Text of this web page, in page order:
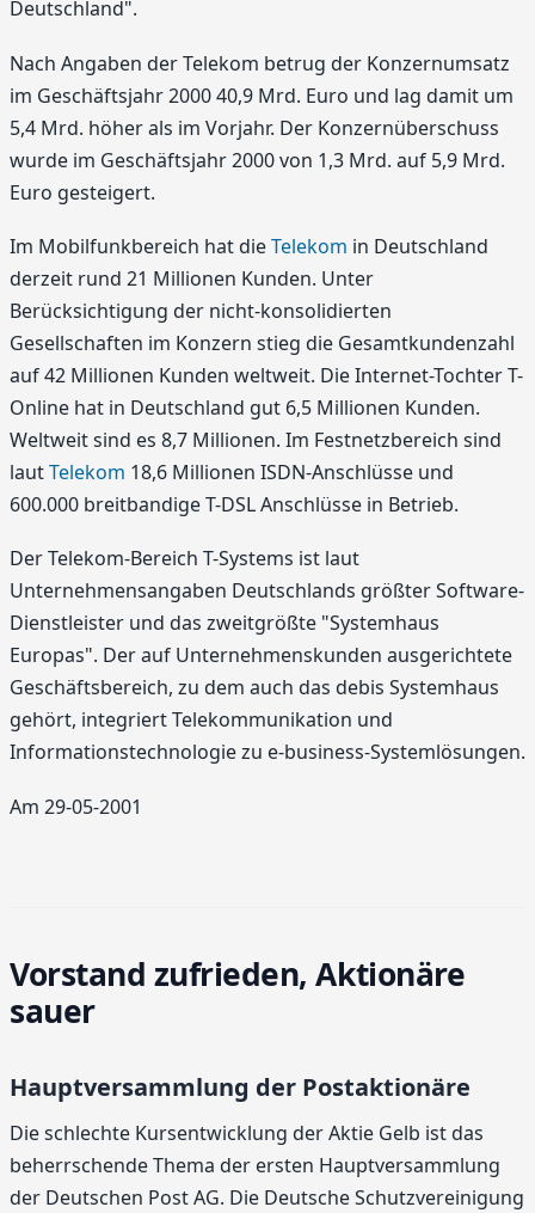
Deutschland".
Nach Angaben der Telekom betrug der Konzernumsatz
im Geschäftsjahr 2000 40,9 Mrd. Euro und lag damit um
5,4 Mrd. höher als im Vorjahr. Der Konzernüberschuss
wurde im Geschäftsjahr 2000 von 1,3 Mrd. auf 5,9 Mrd.
Euro gesteigert.
Im Mobilfunkbereich hat dieTelekom in Deutschland
derzeit rund 21 Millionen Kunden. Unter
Berücksichtigung der nicht-konsolidierten
Gesellschaften im Konzern stieg die Gesamtkundenzahl
auf 42 Millionen Kunden weltweit. Die Internet-Tochter T-
Online hat in Deutschland gut 6,5 Millionen Kunden.
Weltweit sind es 8,7 Millionen. Im Festnetzbereich sind
lautTelekom 18,6 Millionen ISDN-Anschlüsse und
600.000 breitbandige T-DSL Anschlüsse in Betrieb.
Der Telekom-Bereich T-Systems ist laut
Unternehmensangaben Deutschlands größter Software-
Dienstleister und das zweitgrößte "Systemhaus
Europas". Der auf Unternehmenskunden ausgerichtete
Geschäftsbereich, zu dem auch das debis Systemhaus
gehört, integriert Telekommunikation und
Informationstechnologie zu e-business-Systemlösungen.
Am 29-05-2001
Vorstand zufrieden, Aktionäre
sauer
Hauptversammlung der Postaktionäre
Die schlechte Kursentwicklung der Aktie Gelb ist das
beherrschende Thema der ersten Hauptversammlung
der Deutschen Post AG. Die Deutsche Schutzvereinigung